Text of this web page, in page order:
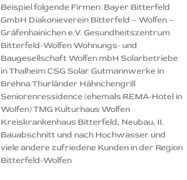
Beispiel folgende Firmen: Bayer Bitterfeld
GmbH Diakonieverein Bitterfeld – Wolfen –
Gräfenhainichen e.V. Gesundheitszentrum
Bitterfeld-Wolfen Wohnungs- und
Baugesellschaft Wolfen mbH Solarbetriebe
in Thalheim CSG Solar Gutmannwerke in
Brehna Thurländer Hähnchengrill
Seniorenressidence (ehemals REMA-Hotel in
Wolfen) TMG Kulturhaus Wolfen
Kreiskrankenhaus Bitterfeld, Neubau, II.
Bauabschnitt und nach Hochwasser und
viele andere zufriedene Kunden in der Region
Bitterfeld-Wolfen